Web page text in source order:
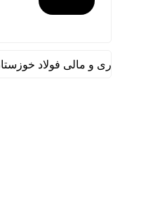
اداری و مالی فولاد خوزستان